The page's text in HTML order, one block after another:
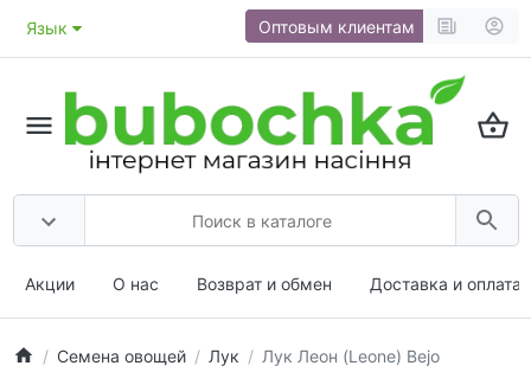
Язык Оптовым клиентам
Акции О нас Возврат и обмен Доставка и оплата
Семена овощей Лук Лук Леон (Leone) Bejo